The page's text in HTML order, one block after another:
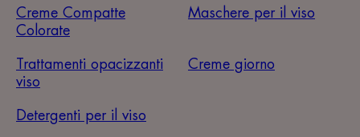
Creme Compatte
Colorate
Maschere per il viso
Trattamenti opacizzanti
viso
Creme giorno
Detergenti per il viso